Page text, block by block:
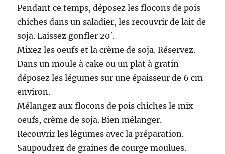
Pendant ce temps, déposez les flocons de pois
chiches dans un saladier, les recouvrir de lait de
soja. Laissez gonfler 20′.
Mixez les oeufs et la crème de soja. Réservez.
Dans un moule à cake ou un plat à gratin
déposez les légumes sur une épaisseur de 6 cm
environ.
Mélangez aux flocons de pois chiches le mix
oeufs, crème de soja. Bien mélanger.
Recouvrir les légumes avec la préparation.
Saupoudrez de graines de courge moulues.